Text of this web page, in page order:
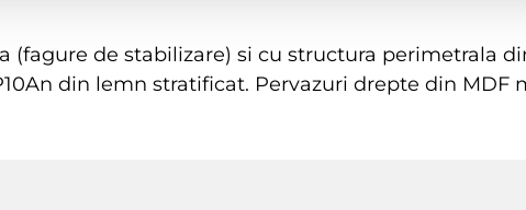
(fagure de stabilizare) si cu structura perimetrala
din lemn stratificat. Pervazuri drepte din MDF